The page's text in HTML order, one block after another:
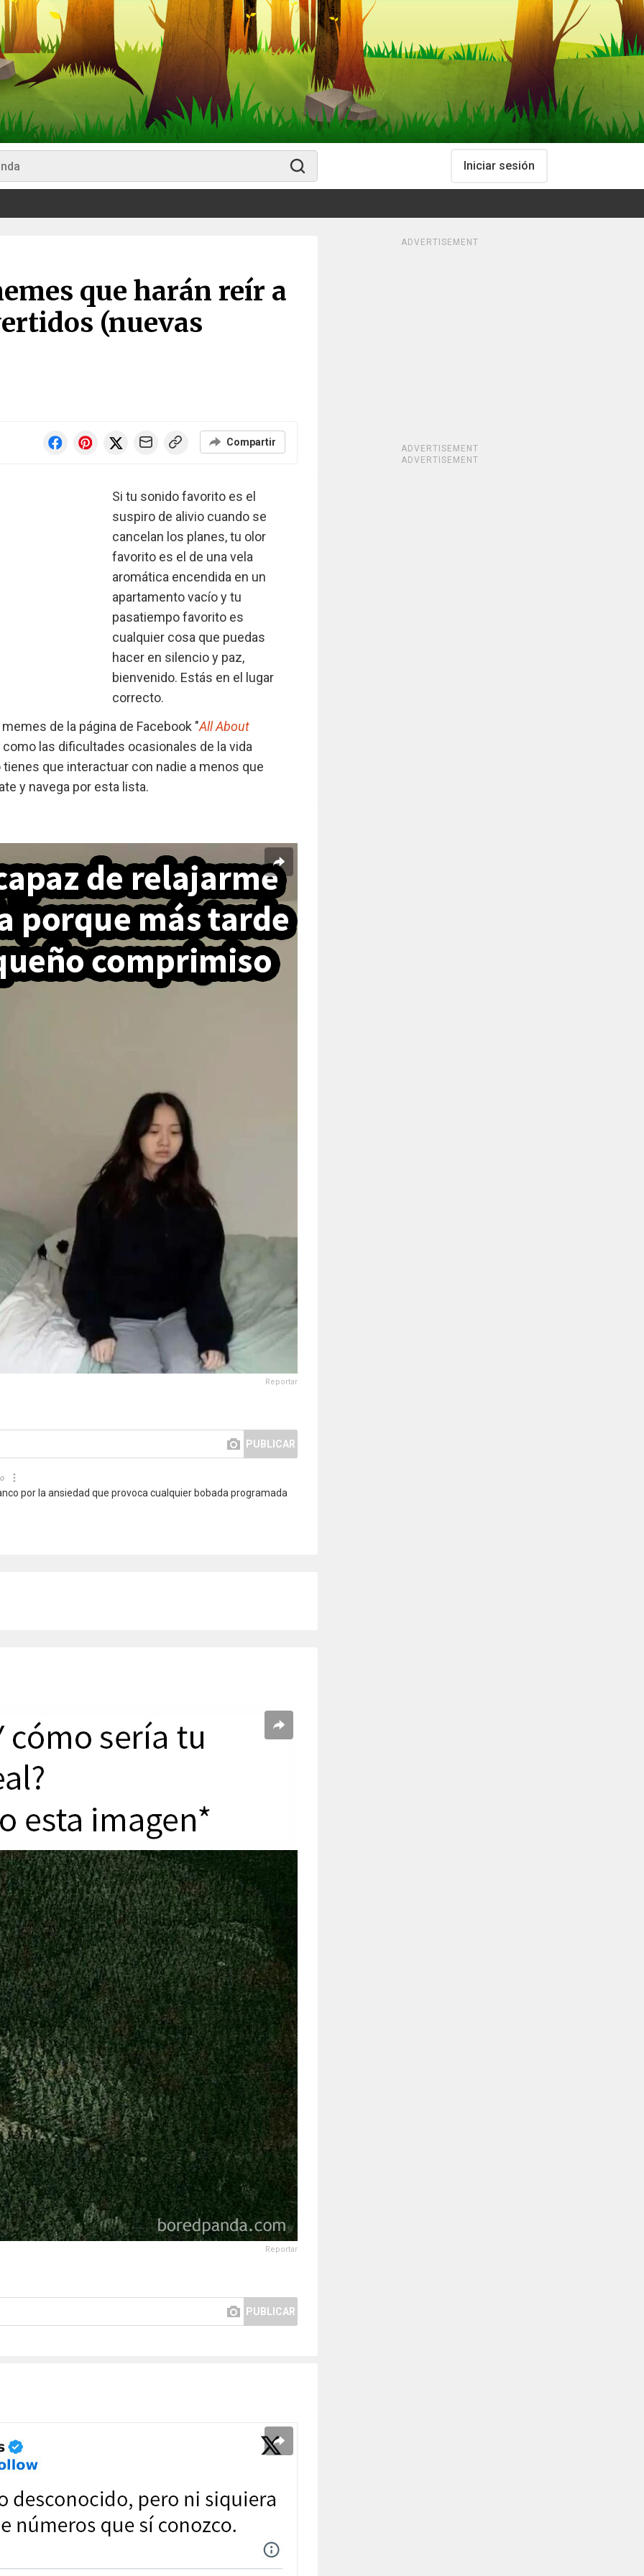
Iniciar sesión
que harán reír a
(nuevas
Compartir
Si tu sonido favorito es el
suspiro de alivio cuando se
cancelan los planes, tu olor
favorito es el de una vela
aromática encendida en un
apartamento vacío y tu
pasatiempo favorito es
cualquier cosa que puedas
hacer en silencio y paz,
bienvenido. Estás en el lugar
correcto.
de la página de Facebook "All About
las dificultades ocasionales de la vida
que interactuar con nadie a menos que
y navega por esta lista.
Reportar
PUBLICAR
por la ansiedad que provoca cualquier bobada programada
Reportar
PUBLICAR
ADVERTISEMENT
ADVERTISEMENT
ADVERTISEMENT